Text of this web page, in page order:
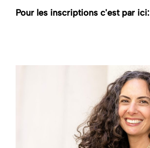
Pour les inscriptions c'est par ici: